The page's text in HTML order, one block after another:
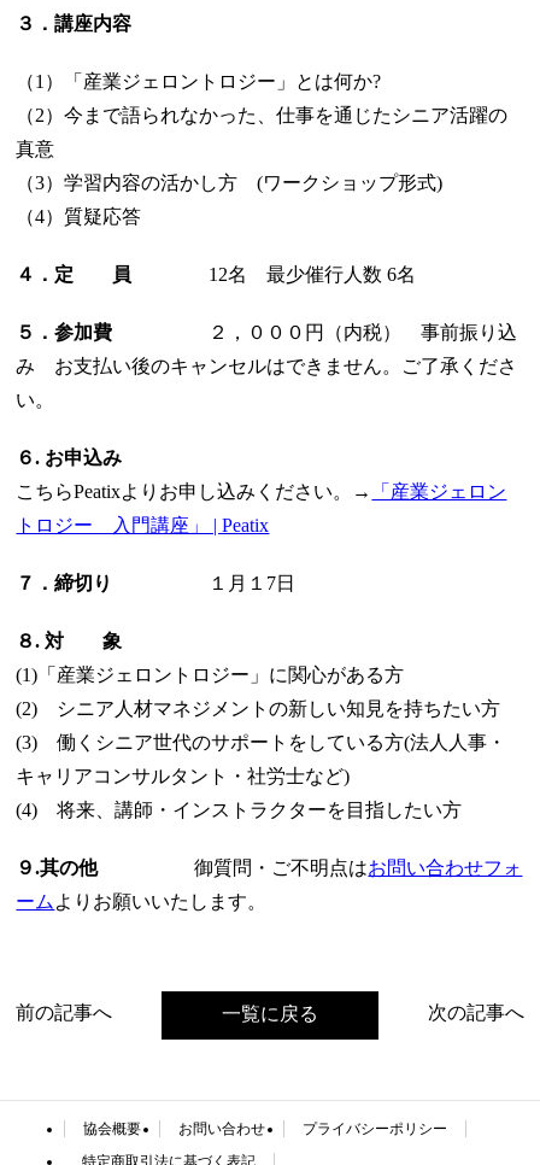
３．講座内容
（1）「産業ジェロントロジー」とは何か?
（2）今まで語られなかった、仕事を通じたシニア活躍の
真意
（3）学習内容の活かし方 (ワークショップ形式)
（4）質疑応答
４．定 員 12名 最少催行人数 6名
５．参加費 ２，０００円（内税） 事前振り込
み お支払い後のキャンセルはできません。ご了承くださ
い。
６. お申込み
こちらPeatixよりお申し込みください。→
「産業ジェロン
トロジー 入門講座」 | Peatix
７．締切り １月１7日
８. 対 象
(1)「産業ジェロントロジー」に関心がある方
(2) シニア人材マネジメントの新しい知見を持ちたい方
(3) 働くシニア世代のサポートをしている方(法人人事・
キャリアコンサルタント・社労士など)
(4) 将来、講師・インストラクターを目指したい方
９.其の他御質問・ご不明点はお問い合わせフォ
ーム よりお願いいたします。
前の記事へ 一覧に戻る 次の記事へ
協会概要 お問い合わせ
プライバシーポリシー
特定商取引法に基づく表記